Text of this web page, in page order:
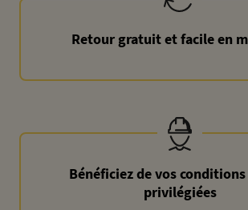
Retour gratuit et facile en
Bénéficiez de vos
privilégiées